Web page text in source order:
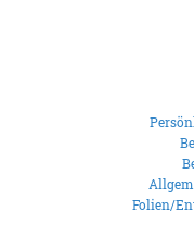
Folien/